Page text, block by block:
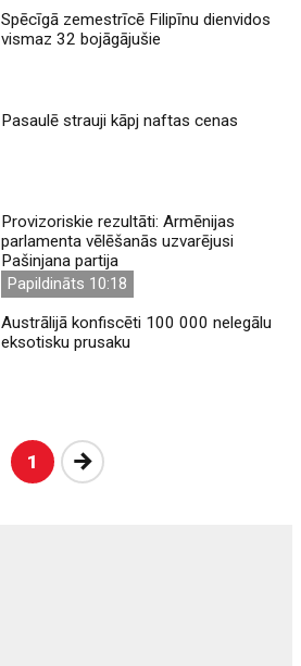
Spēcīgā zemestrīcē Filipīnu dienvidos
vismaz 32 bojāgājušie
Pasaulē strauji kāpj naftas cenas
Provizoriskie rezultāti: Armēnijas
parlamenta vēlēšanās uzvarējusi
Pašinjana partija
Papildināts 10:18
Austrālijā konfiscēti 100 000 nelegālu
eksotisku prusaku
1 Nākošā